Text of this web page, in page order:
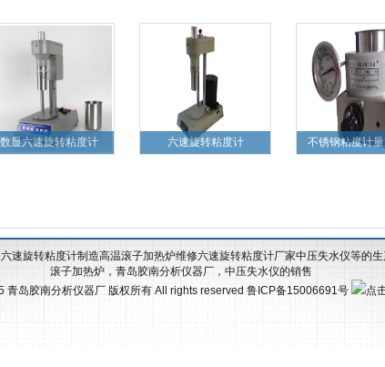
数显六速旋转粘度计 六速旋转粘度计 不锈钢粘度计
速旋转粘度计制造高温滚子加热炉维修六速旋转粘度计厂家中压失水仪等的
滚子加热炉， 青岛胶南分析仪器厂 ，中压失水仪的销售
青岛胶南分析仪器厂版权所有 All rights reserved 鲁ICP备15006691号